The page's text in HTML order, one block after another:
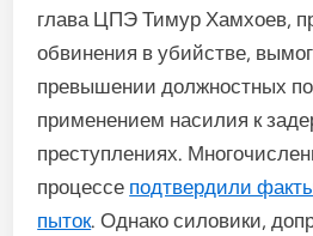
глава ЦПЭ Тимур Хамхоев,
обвинения в убийстве,
превышении должностных
применением насилия к
преступлениях.
процессе подтвердили
пыток. Однако силовики,